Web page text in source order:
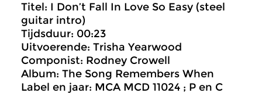
Titel: I Don’t Fall In Love So Easy (steel
guitar intro)
Tijdsduur: 00:23
Uitvoerende: Trisha Yearwood
Componist: Rodney Crowell
Album: The Song Remembers When
Label en jaar: MCA MCD 11024 ; P en C